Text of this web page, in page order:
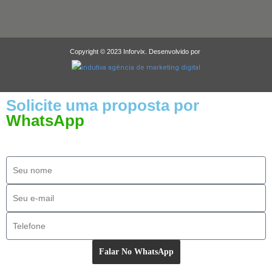
Copyright © 2023 Inforvix. Desenvolvido por
Solicite uma proposta por
WhatsApp
Falar No WhatsApp